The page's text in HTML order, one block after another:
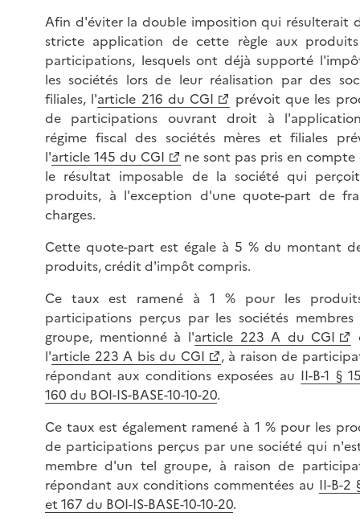
Afin d'éviter la double imposition qui résulterait
stricte application de cette règle aux
participations, lesquels ont déjà supporté
les sociétés lors de leur réalisation par des
filiales, l'article 216 du CGI
prévoit que les
de participations ouvrant droit à
régime fiscal des sociétés mères et filiales
l'article 145 du CGI
ne sont pas pris en compte
le résultat imposable de la société qui
produits, à l'exception d'une quote-part de
charges.
Cette quote-part est égale à 5 % du montant
produits, crédit d'impôt compris.
Ce taux est ramené à 1 % pour les
participations perçus par les sociétés
groupe, mentionné à l'article 223 A du CGI
l'article 223 A bis du CGI
, à raison de
répondant aux conditions exposées au II-B-1 §
160 du BOI-IS-BASE-10-10-20.
Ce taux est également ramené à 1 % pour les
de participations perçus par une société qui
membre d'un tel groupe, à raison de
répondant aux conditions commentées au II-B-2
et 167 du BOI-IS-BASE-10-10-20.